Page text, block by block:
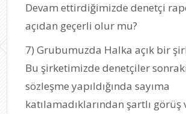
Devam ettirdiğimizde denetçi
açıdan geçerli olur mu?
7) Grubumuzda Halka açık bir
Bu şirketimizde denetçiler
sözleşme yapıldığında sayıma
katılamadıklarından şartlı